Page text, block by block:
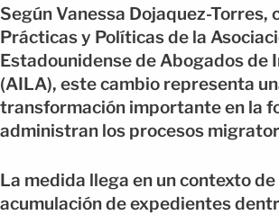
Según Vanessa Dojaquez-Torres,
Prácticas y Políticas de la
Estadounidense de Abogados de
(AILA), este cambio representa
transformación importante en la
administran los procesos
La medida llega en un contexto
acumulación de expedientes